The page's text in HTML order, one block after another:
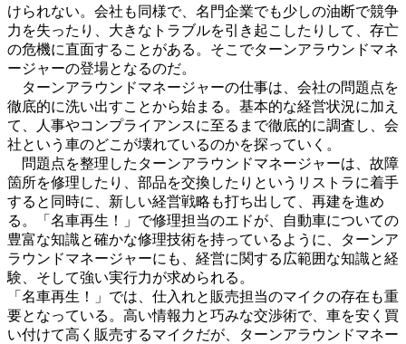
けられない。会社も同様で、名門企業でも少しの油断で競争
力を失ったり、大きなトラブルを引き起こしたりして、存亡
の危機に直面することがある。そこでターンアラウンドマネ
ージャーの登場となるのだ。
ターンアラウンドマネージャーの仕事は、会社の問題点を
徹底的に洗い出すことから始まる。基本的な経営状況に加え
て、人事やコンプライアンスに至るまで徹底的に調査し、会
社という車のどこが壊れているのかを探っていく。
問題点を整理したターンアラウンドマネージャーは、故障
箇所を修理したり、部品を交換したりというリストラに着手
すると同時に、新しい経営戦略も打ち出して、再建を進め
る。「名車再生！」で修理担当のエドが、自動車についての
豊富な知識と確かな修理技術を持っているように、ターンア
ラウンドマネージャーにも、経営に関する広範囲な知識と経
験、そして強い実行力が求められる。
「名車再生！」では、仕入れと販売担当のマイクの存在も重
要となっている。高い情報力と巧みな交渉術で、車を安く買
い付けて高く販売するマイクだが、ターンアラウンドマネー